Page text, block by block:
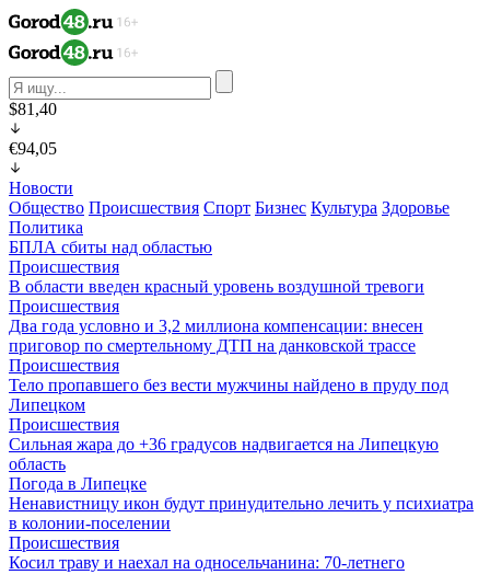
$81,40
€94,05
Новости
Общество Происшествия Спорт Бизнес Культура Здоровье
Политика
БПЛА сбиты над областью
Происшествия
В области введен красный уровень воздушной тревоги
Происшествия
Два года условно и 3,2 миллиона компенсации: внесен
приговор по смертельному ДТП на данковской трассе
Происшествия
Тело пропавшего без вести мужчины найдено в пруду под
Липецком
Происшествия
Сильная жара до +36 градусов надвигается на Липецкую
область
Погода в Липецке
Ненавистницу икон будут принудительно лечить у психиатра
в колонии-поселении
Происшествия
Косил траву и наехал на односельчанина: 70-летнего